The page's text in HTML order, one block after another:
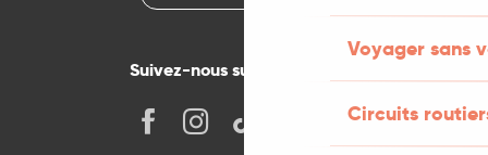
Voyager sans
Circuits
Suivez-nous sur les réseaux !